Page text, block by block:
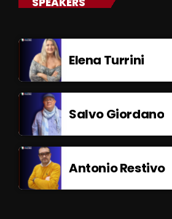
Elena Turrini
Salvo Giordano
Antonio Restivo